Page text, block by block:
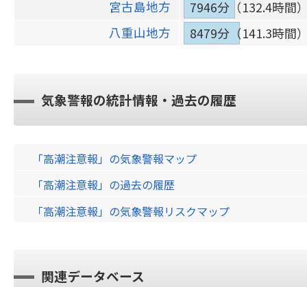
宮古島地方
7946分（132.4時間
八重山地方
8479分（141.3時間
気象警報の統計情報・過去の履歴
「高潮注意報」の気象警報マップ
「高潮注意報」の過去の履歴
「高潮注意報」の気象警報リスクマップ
関連データベース